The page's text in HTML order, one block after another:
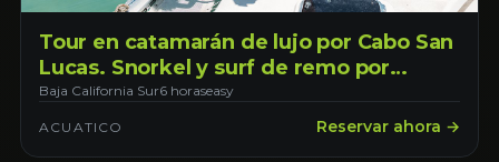
Tour en catamarán de lujo por Cabo San
Lucas. Snorkel y surf de remo por
bahías solitarias. Bebidas ilimitadas a
bordo. Saliendo desde La Paz
Baja California Sur6 horaseasy
ACUATICO Reservar ahora →